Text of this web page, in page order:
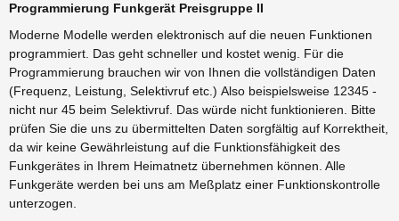
Programmierung Funkgerät Preisgruppe II
Moderne Modelle werden elektronisch auf die neuen Funktionen
programmiert. Das geht schneller und kostet wenig. Für die
Programmierung brauchen wir von Ihnen die vollständigen Daten
(Frequenz, Leistung, Selektivruf etc.) Also beispielsweise 12345 -
nicht nur 45 beim Selektivruf. Das würde nicht funktionieren. Bitte
prüfen Sie die uns zu übermittelten Daten sorgfältig auf Korrektheit,
da wir keine Gewährleistung auf die Funktionsfähigkeit des
Funkgerätes in Ihrem Heimatnetz übernehmen können. Alle
Funkgeräte werden bei uns am Meßplatz einer Funktionskontrolle
unterzogen.